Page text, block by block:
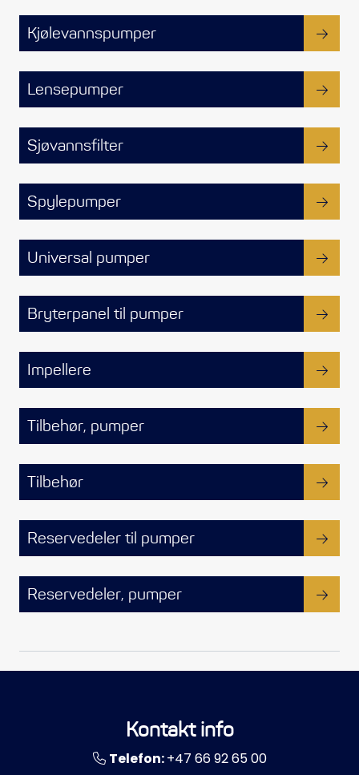
Kjølevannspumper
Lensepumper
Sjøvannsfilter
Spylepumper
Universal pumper
Bryterpanel til pumper
Impellere
Tilbehør, pumper
Tilbehør
Reservedeler til pumper
Reservedeler, pumper
Kontakt info
Telefon:+47 66 92 65 00
Styring/kontroll
Outlet
Motordelsvelger/SONAR
Anoder
Brannslukkere
Hydraulisk styring
Motordeler
Propeller
Servicesett